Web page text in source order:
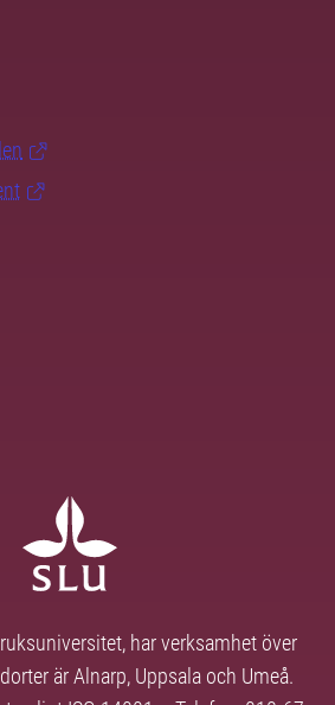
har verksamhet över
är Alnarp, Uppsala och Umeå.